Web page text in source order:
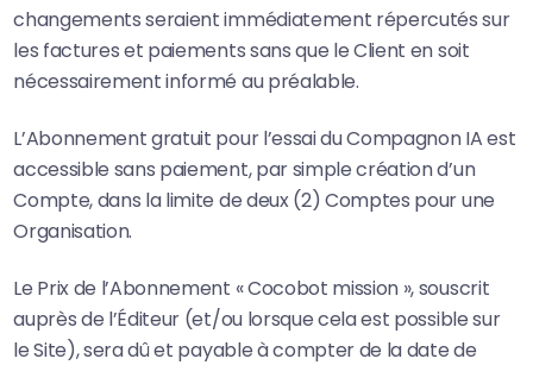
changements seraient immédiatement répercutés sur
les factures et paiements sans que le Client en soit
nécessairement informé au préalable.
L’Abonnement gratuit pour l’essai du Compagnon IA est
accessible sans paiement, par simple création d’un
Compte, dans la limite de deux (2) Comptes pour une
Organisation.
Le Prix de l’Abonnement « Cocobot mission », souscrit
auprès de l’Éditeur (et/ou lorsque cela est possible sur
le Site), sera dû et payable à compter de la date de